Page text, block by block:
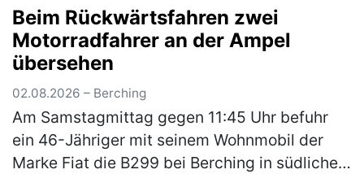
ebenfalls 14-Jährige auch mit ihrem E-
Scoote…(mehr)
Beim Rückwärtsfahren zwei
Motorradfahrer an der Ampel
übersehen
02.08.2026 – Berching
Am Samstagmittag gegen 11:45 Uhr befuhr
ein 46-Jähriger mit seinem Wohnmobil der
Marke Fiat die B299 bei Berching in südliche